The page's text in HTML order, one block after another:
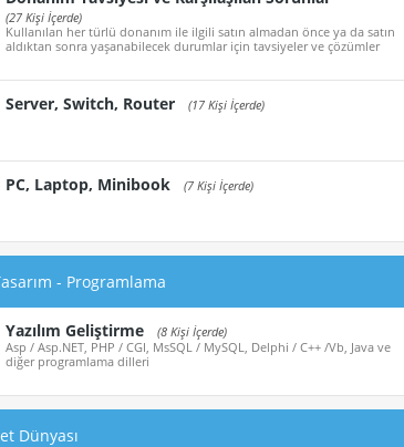
(27 Kişi İçerde)
Kullanılan her türlü donanım ile ilgili satın almadan önce ya da satın
aldıktan sonra yaşanabilecek durumlar için tavsiyeler ve çözümler
Server, Switch, Router (17 Kişi İçerde)
PC, Laptop, Minibook (7 Kişi İçerde)
- Programlama
Yazılım Geliştirme
(8 Kişi İçerde)
Asp / Asp.NET, PHP / CGI, MsSQL / MySQL, Delphi / C++ /Vb, Java ve
diğer programlama dilleri
Dünyası